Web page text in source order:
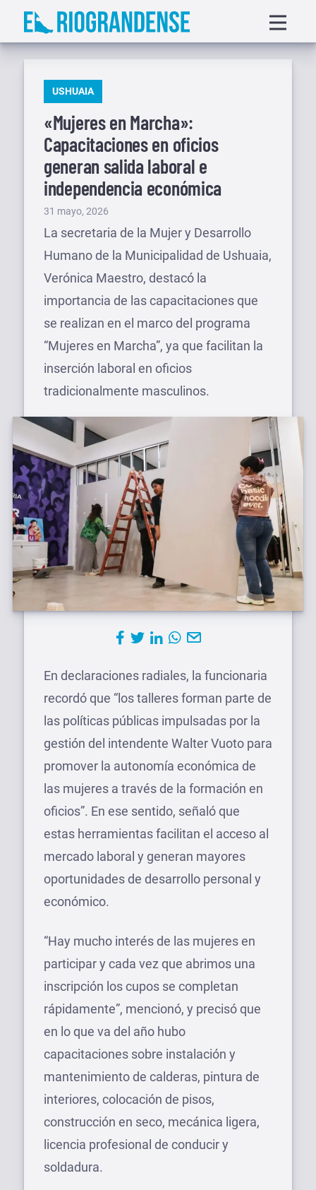
Saltar
menu
PUBLICADO
USHUAIA
«Mujeres en Marcha»:
Capacitaciones en oficios
generan salida laboral e
independencia económica
Publicado
el
31 mayo, 2026
La secretaria de la Mujer y Desarrollo
Humano de la Municipalidad de Ushuaia,
Verónica Maestro, destacó la
importancia de las capacitaciones que
se realizan en el marco del programa
“Mujeres en Marcha”, ya que facilitan la
inserción laboral en oficios
tradicionalmente masculinos.
En declaraciones radiales, la funcionaria
recordó que “los talleres forman parte de
las políticas públicas impulsadas por la
gestión del intendente Walter Vuoto para
promover la autonomía económica de
las mujeres a través de la formación en
oficios”. En ese sentido, señaló que
estas herramientas facilitan el acceso al
mercado laboral y generan mayores
oportunidades de desarrollo personal y
económico.
“Hay mucho interés de las mujeres en
participar y cada vez que abrimos una
inscripción los cupos se completan
rápidamente”, mencionó, y precisó que
en lo que va del año hubo
capacitaciones sobre instalación y
mantenimiento de calderas, pintura de
interiores, colocación de pisos,
construcción en seco, mecánica ligera,
licencia profesional de conducir y
soldadura.